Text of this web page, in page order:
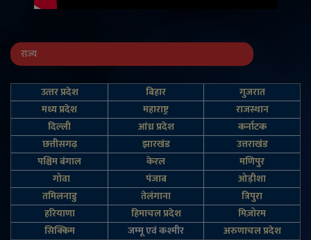
राज्य
उत्‍तर प्रदेश बिहार
गुजरात
मध्य प्रदेश
महाराष्ट्र
राजस्थान
दिल्‍ली
आंध्र प्रदेश
कर्नाटक
छत्तीसगढ़
झारखंड
उत्तराखंड
पश्चिम बंगाल
केरल
मणिपुर
गोवा
पंजाब
ओड़ीशा
तमिलनाडु
तेलंगाना
त्रिपुरा
हरियाणा
हिमाचल प्रदेश
मिज़ोरम
सिक्किम
जम्‍मू एवं कश्‍मीर अरुणाचल प्रदेश